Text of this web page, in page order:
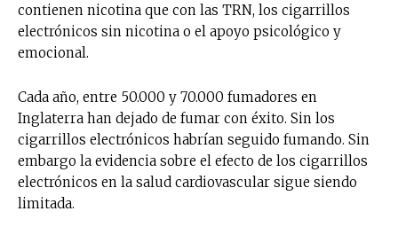
contienen nicotina que con las TRN, los cigarrillos
electrónicos sin nicotina o el apoyo psicológico y
emocional.
Cada año, entre 50.000 y 70.000 fumadores en
Inglaterra han dejado de fumar con éxito. Sin los
cigarrillos electrónicos habrían seguido fumando. Sin
embargo la evidencia sobre el efecto de los cigarrillos
electrónicos en la salud cardiovascular sigue siendo
limitada.